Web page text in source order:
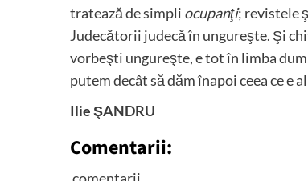
tratează de simpli ocupanţi; revistele
Judecătorii judecă în ungureşte. Şi
vorbeşti ungureşte, e tot în limba
putem decât să dăm înapoi ceea ce e
Ilie ŞANDRU
Comentarii: